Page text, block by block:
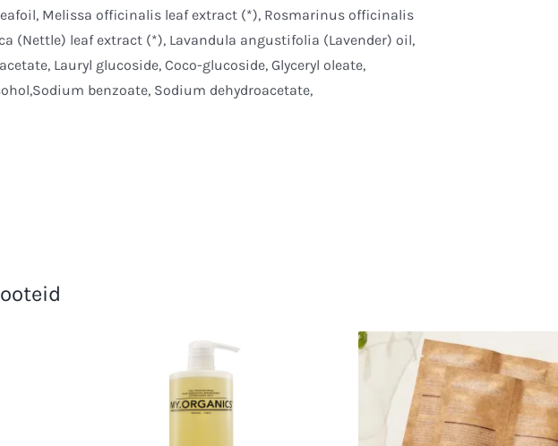
Melissa officinalis leaf extract (*), Rosmarinus officinalis
(Nettle) leaf extract (*), Lavandula angustifolia (Lavender) oil,
Lauryl glucoside, Coco-glucoside, Glyceryl oleate,
benzoate, Sodium dehydroacetate,